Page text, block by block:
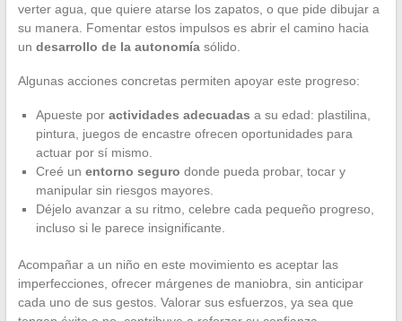
verter agua, que quiere atarse los zapatos, o que pide dibujar a
su manera. Fomentar estos impulsos es abrir el camino hacia
un desarrollo de la autonomíasólido.
Algunas acciones concretas permiten apoyar este progreso:
Apueste por actividades adecuadas a su edad: plastilina,
pintura, juegos de encastre ofrecen oportunidades para
actuar por sí mismo.
Creé un entorno seguro donde pueda probar, tocar y
manipular sin riesgos mayores.
Déjelo avanzar a su ritmo, celebre cada pequeño progreso,
incluso si le parece insignificante.
Acompañar a un niño en este movimiento es aceptar las
imperfecciones, ofrecer márgenes de maniobra, sin anticipar
cada uno de sus gestos. Valorar sus esfuerzos, ya sea que